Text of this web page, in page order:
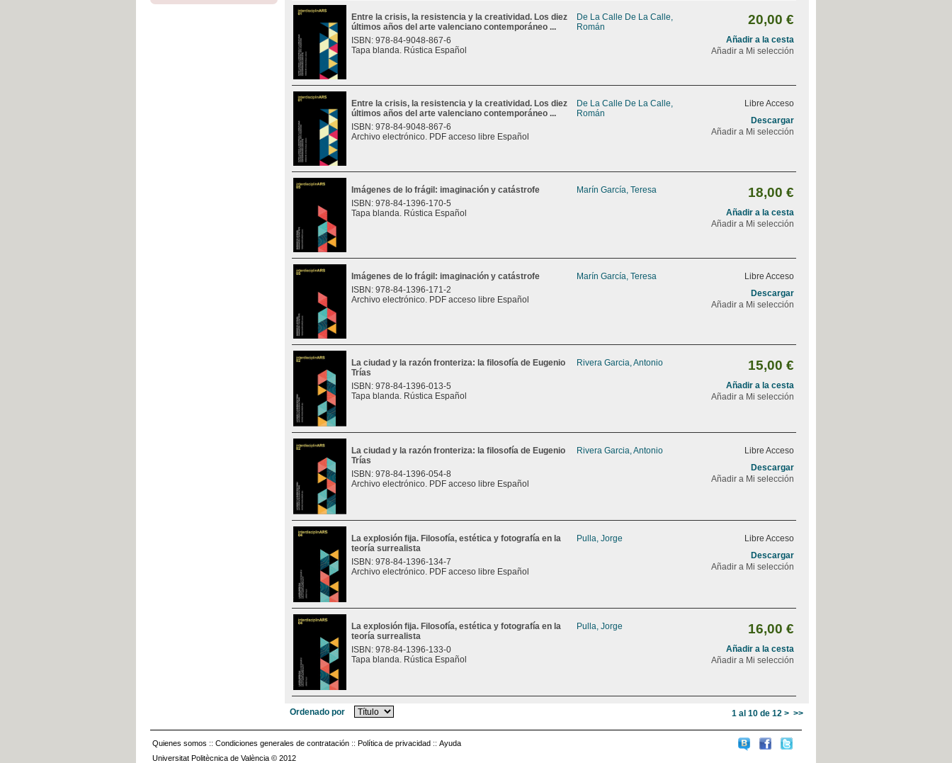
Entre la crisis, la resistencia y la creatividad. Los diez
últimos años del arte valenciano contemporáneo ...
ISBN: 978-84-9048-867-6
Tapa blanda. Rústica Español
De La Calle De La Calle,
Román
20,00 €
Añadir a la cesta
Añadir a Mi selección
Entre la crisis, la resistencia y la creatividad. Los diez
últimos años del arte valenciano contemporáneo ...
ISBN: 978-84-9048-867-6
Archivo electrónico. PDF acceso libre Español
De La Calle De La Calle,
Román
Libre Acceso
Descargar
Añadir a Mi selección
Imágenes de lo frágil: imaginación y catástrofe
ISBN: 978-84-1396-170-5
Tapa blanda. Rústica Español
Marín García, Teresa 18,00 €
Añadir a la cesta
Añadir a Mi selección
Imágenes de lo frágil: imaginación y catástrofe
ISBN: 978-84-1396-171-2
Archivo electrónico. PDF acceso libre Español
Marín García, Teresa
Libre Acceso
Descargar
Añadir a Mi selección
La ciudad y la razón fronteriza: la filosofía de Eugenio
Trías
ISBN: 978-84-1396-013-5
Tapa blanda. Rústica Español
Rivera Garcia, Antonio 15,00 €
Añadir a la cesta
Añadir a Mi selección
La ciudad y la razón fronteriza: la filosofía de Eugenio
Trías
ISBN: 978-84-1396-054-8
Archivo electrónico. PDF acceso libre Español
Rivera Garcia, Antonio
Libre Acceso
Descargar
Añadir a Mi selección
La explosión fija. Filosofía, estética y fotografía en la
teoría surrealista
ISBN: 978-84-1396-134-7
Archivo electrónico. PDF acceso libre Español
Pulla, Jorge
Libre Acceso
Descargar
Añadir a Mi selección
La explosión fija. Filosofía, estética y fotografía en la
teoría surrealista
ISBN: 978-84-1396-133-0
Tapa blanda. Rústica Español
Pulla, Jorge 16,00 €
Añadir a la cesta
Añadir a Mi selección
Ordenado por 1 al 10 de 12 > >>
Quienes somos :: Condiciones generales de contratación :: Política de privacidad :: Ayuda
Universitat Politècnica de València © 2012